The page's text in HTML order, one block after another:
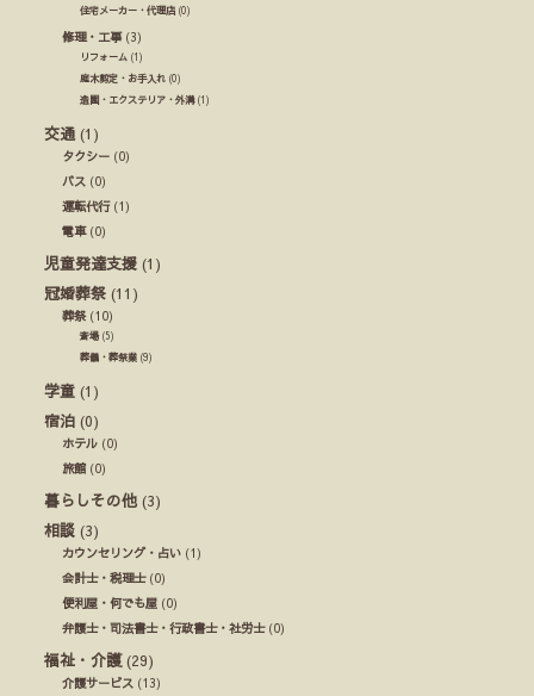
住宅メーカー・代理店 (0)
修理・工事(3)
リフォーム (1)
庭木剪定・お手入れ (0)
造園・エクステリア・外溝(1)
交通 (1)
タクシー (0)
バス (0)
運転代行(1)
電車(0)
児童発達支援 (1)
冠婚葬祭 (11)
葬祭(10)
斎場(5)
葬儀・葬祭業 (9)
学童 (1)
宿泊 (0)
ホテル (0)
旅館 (0)
暮らしその他 (3)
相談 (3)
カウンセリング・占い (1)
会計士・税理士(0)
便利屋・何でも屋 (0)
弁護士・司法書士・行政書士・社労士(0)
福祉・介護(29)
介護サービス (13)